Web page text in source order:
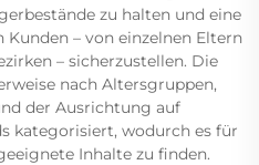
zu halten und eine
– von einzelnen Eltern
– sicherzustellen. Die
nach Altersgruppen,
der Ausrichtung auf
kategorisiert, wodurch es für
Inhalte zu finden.